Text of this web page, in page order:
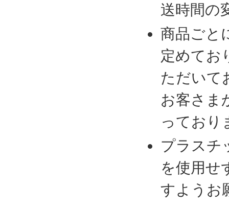
送時間の
商品ごと
定めてお
ただいて
お客さま
っており
プラスチ
を使用せ
すようお